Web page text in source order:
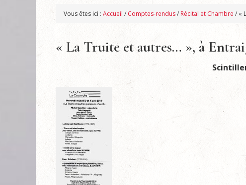
Vous êtes ici : Accueil / Comptes-rendus/ Récital et Chambre / «
« La Truite et autres… », à